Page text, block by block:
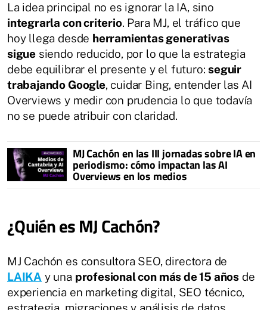
La idea principal no es ignorar la IA, sino
integrarla con criterio. Para MJ, el tráfico que
hoy llega desde herramientas generativas
sigue siendo reducido, por lo que la estrategia
debe equilibrar el presente y el futuro:seguir
trabajando Google, cuidar Bing, entender las AI
Overviews y medir con prudencia lo que todavía
no se puede atribuir con claridad.
MJ Cachón en las III jornadas sobre IA en
periodismo: cómo impactan las AI
Overviews en los medios
¿Quién es MJ Cachón?
MJ Cachón es consultora SEO, directora de
LAIKA y una profesional con más de 15 años de
experiencia en marketing digital, SEO técnico,